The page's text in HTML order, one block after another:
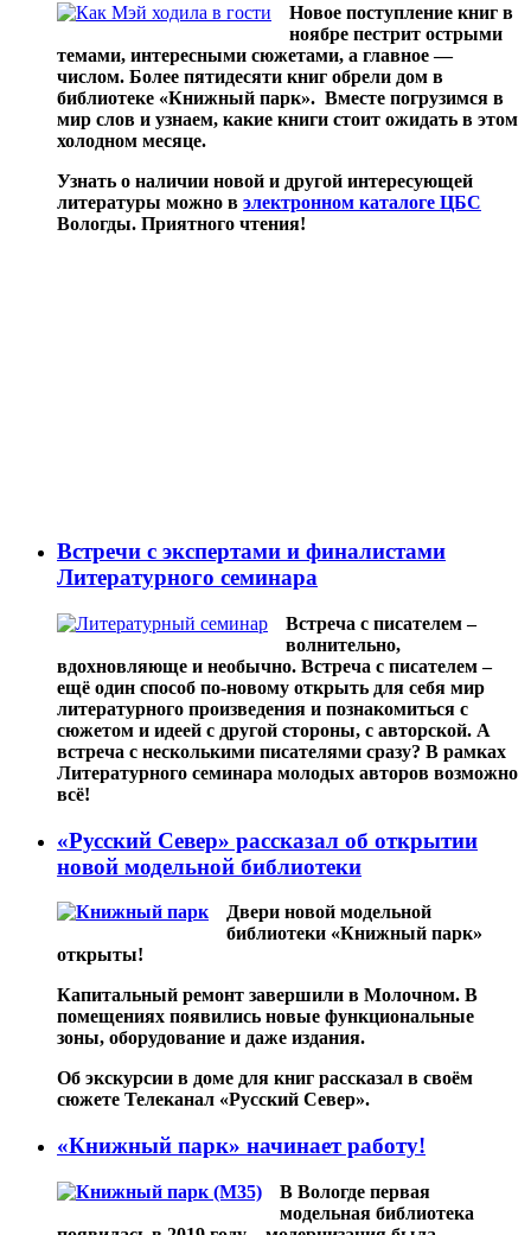
Новое поступление книг в
ноябре пестрит острыми
темами, интересными сюжетами, а главное —
числом. Более пятидесяти книг обрели дом в
библиотеке «Книжный парк». Вместе погрузимся в
мир слов и узнаем, какие книги стоит ожидать в этом
холодном месяце.
Узнать о наличии новой и другой интересующей
литературы можно в электронном каталоге ЦБС
Вологды. Приятного чтения!
Встречи с экспертами и финалистами
Литературного семинара
Встреча с писателем –
волнительно,
вдохновляюще и необычно. Встреча с писателем –
ещё один способ по-новому открыть для себя мир
литературного произведения и познакомиться с
сюжетом и идеей с другой стороны, с авторской. А
встреча с несколькими писателями сразу? В рамках
Литературного семинара молодых авторов возможно
всё!
«Русский Север» рассказал об открытии
новой модельной библиотеки
Двери новой модельной
библиотеки «‎Книжный парк»
открыты!
Капитальный ремонт завершили в Молочном. В
помещениях появились новые функциональные
зоны, оборудование и даже издания.
Об экскурсии в доме для книг рассказал в своём
сюжете Телеканал «Русский Север».
«Книжный парк» начинает работу!
В Вологде первая
модельная библиотека